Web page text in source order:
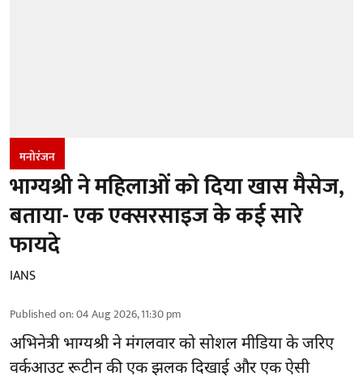
मनोरंजन
भाग्यश्री ने महिलाओं को दिया खास मैसेज,
बताया- एक एक्सरसाइज के कई सारे
फायदे
IANS
Published on:04 Aug 2026, 11:30 pm
अभिनेत्री भाग्यश्री ने मंगलवार को सोशल मीडिया के जरिए
वर्कआउट रूटीन की एक झलक दिखाई और एक ऐसी